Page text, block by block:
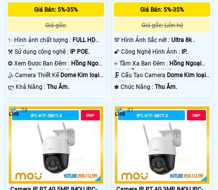
Giá Bán: 5%-35%
Giá gốc:
✨ Hình ảnh chất lượng : FULL HD
1080P .
⚒ Sử dụng công nghệ : IP POE.
❂ Xem Được Ban Đêm : Hồng Ngoại
100m Hồng Ngoại SMD.
🤹 Camera Thiết Kế Dome Kim loại
+ Nhựa.
️ლ Khả Năng : Thu Âm.
Giá Bán: 5%-35%
Giá gốc: Liên hệ
💯 Hình Ảnh Sắc nét :Ultra 8k .
🌠 Công Nghệ Hình Ảnh : IP.
⭐ Tầm Xa Ban Đêm : Hồng Ngoại
10m Hồng Ngoại SMD.
🗜️ Cấu Tạo Camera Dome Kim loại
+ Nhựa.
️♚ Chức Năng :Thu Âm.
28 41